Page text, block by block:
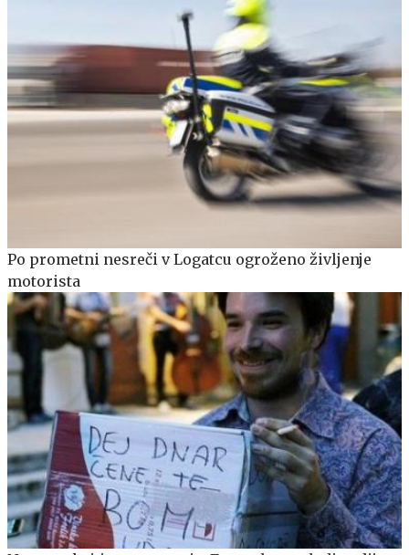
Po prometni nesreči v Logatcu ogroženo življenje
motorista